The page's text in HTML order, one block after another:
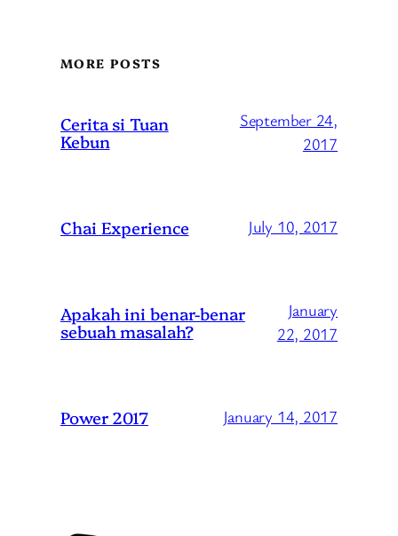
MORE POSTS
Cerita si Tuan
Kebun
September 24,
2017
Chai Experience July 10, 2017
Apakah ini benar-benar
sebuah masalah?
January
22, 2017
Power 2017 January 14, 2017